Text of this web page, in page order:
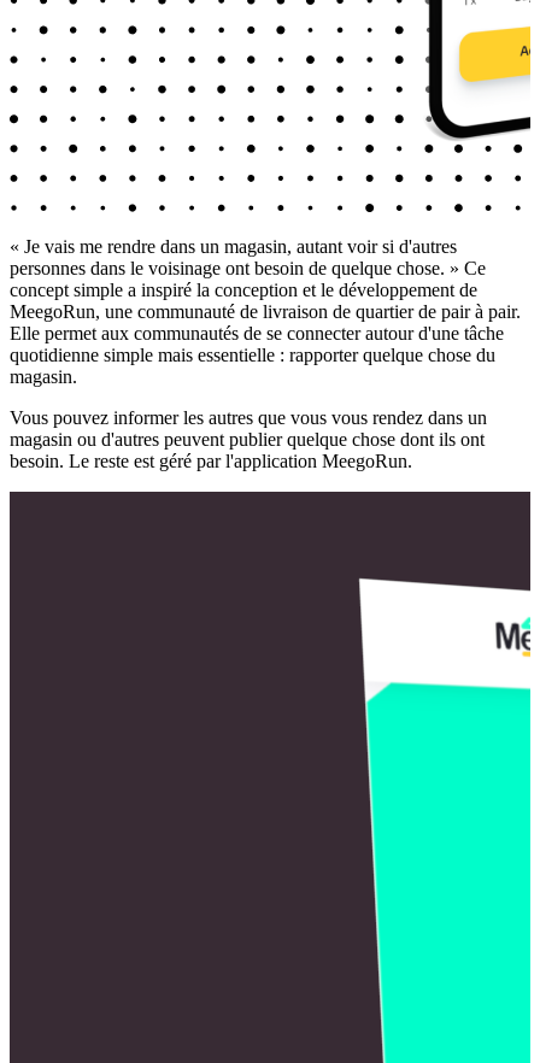
« Je vais me rendre dans un magasin, autant voir si d'autres
personnes dans le voisinage ont besoin de quelque chose. » Ce
concept simple a inspiré la conception et le développement de
MeegoRun, une communauté de livraison de quartier de pair à pair.
Elle permet aux communautés de se connecter autour d'une tâche
quotidienne simple mais essentielle : rapporter quelque chose du
magasin.
Vous pouvez informer les autres que vous vous rendez dans un
magasin ou d'autres peuvent publier quelque chose dont ils ont
besoin. Le reste est géré par l'application MeegoRun.